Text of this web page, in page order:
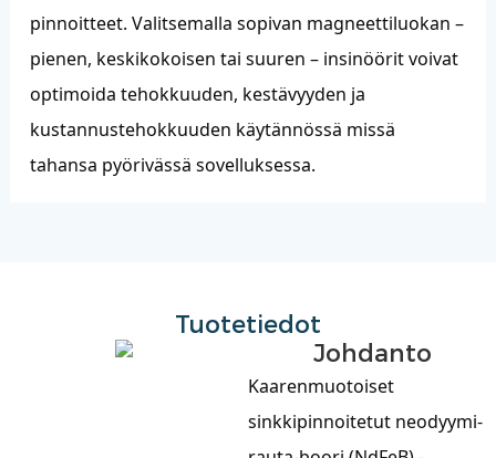
pinnoitteet. Valitsemalla sopivan magneettiluokan –
pienen, keskikokoisen tai suuren – insinöörit voivat
optimoida tehokkuuden, kestävyyden ja
kustannustehokkuuden käytännössä missä
tahansa pyörivässä sovelluksessa.
Tuotetiedot
Johdanto
Kaarenmuotoiset
sinkkipinnoitetut neodyymi-